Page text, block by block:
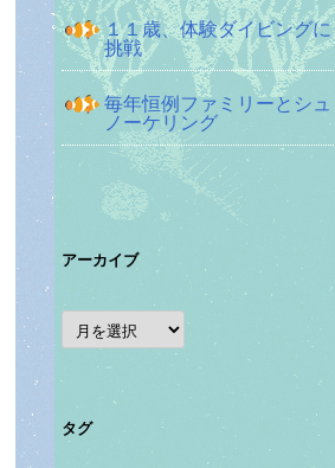
１１歳、体験ダイビングに
挑戦
毎年恒例ファミリーとシュ
ノーケリング
アーカイブ
ア
ー
タグ